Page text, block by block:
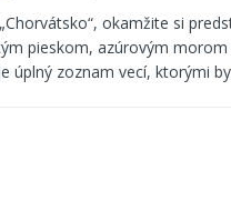
okamžite si
pieskom, azúrovým
úplný zoznam vecí, ktorými by